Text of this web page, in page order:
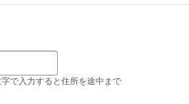
で入力すると住所を途中まで